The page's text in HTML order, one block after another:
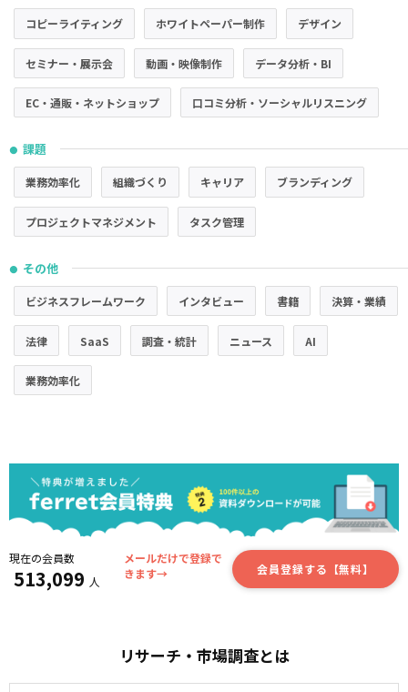
コピーライティング ホワイトペーパー制作 デザイン
セミナー・展示会 動画・映像制作 データ分析・BI
EC・通販・ネットショップ 口コミ分析・ソーシャルリスニング
● 課題
業務効率化 組織づくり キャリア ブランディング
プロジェクトマネジメント タスク管理
● その他
ビジネスフレームワーク インタビュー 書籍 決算・業績
法律 SaaS 調査・統計 ニュース AI
業務効率化
現在の会員数
513,099 人
メールだけで登録で
きます→
会員登録する【無料】
リサーチ・市場調査とは